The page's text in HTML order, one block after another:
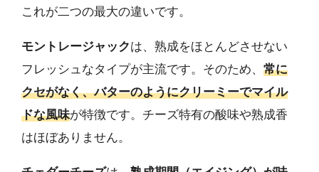
これが二つの最大の違いです。
モントレージャックは、熟成をほとんどさせない
フレッシュなタイプが主流です。そのため、 常に
クセがなく、バターのようにクリーミーでマイル
ドな風味が特徴です。チーズ特有の酸味や熟成香
はほぼありません。